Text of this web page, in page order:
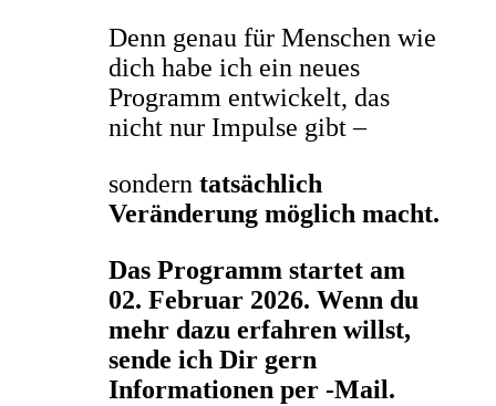
Denn genau für Menschen wie
dich habe ich ein neues
Programm entwickelt, das
nicht nur Impulse gibt –
sondern tatsächlich
Veränderung möglich macht.
Das Programm startet am
02. Februar 2026. Wenn du
mehr dazu erfahren willst,
sende ich Dir gern
Informationen per -Mail.